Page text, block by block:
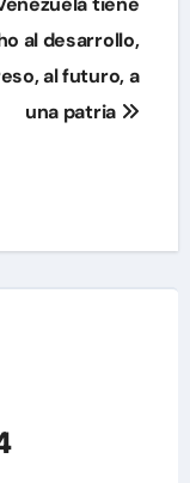
al desarrollo,
al futuro, a
una patria